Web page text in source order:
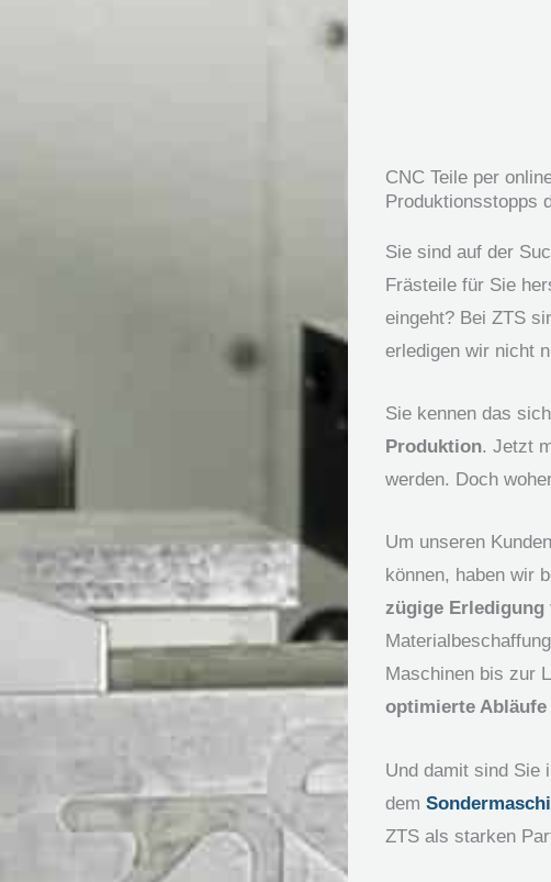
CNC Teile per
Produktionsstopps
Sie sind auf der
Frästeile für Sie
eingeht? Bei ZTS
erledigen wir nicht
Sie kennen das
Produktion. Jetzt
werden. Doch
Um unseren
können, haben wir
zügige
Maschinen bis zur
optimierte Abläufe
Und damit sind Sie
dem
ZTS als starken